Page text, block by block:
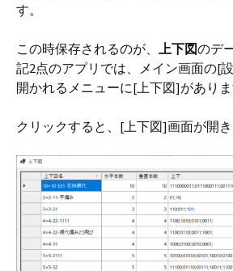
す。
この時保存されるのが、 上下図のデ
記2点のアプリでは、メイン画面の[
開かれるメニューに[上下図]がありま
クリックすると、[上下図]画面が開き